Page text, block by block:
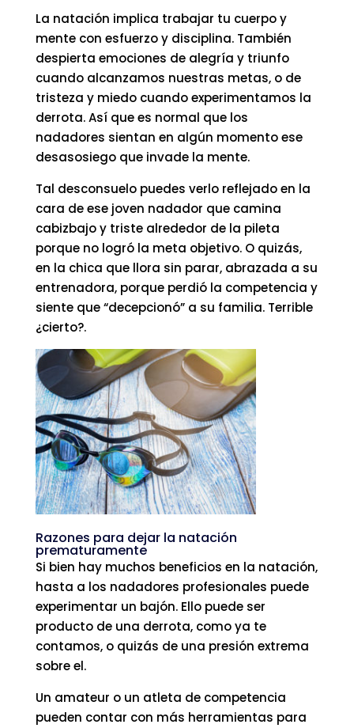
La natación implica trabajar tu cuerpo y
mente con esfuerzo y disciplina. También
despierta emociones de alegría y triunfo
cuando alcanzamos nuestras metas, o de
tristeza y miedo cuando experimentamos la
derrota. Así que es normal que los
nadadores sientan en algún momento ese
desasosiego que invade la mente.
Tal desconsuelo puedes verlo reflejado en la
cara de ese joven nadador que camina
cabizbajo y triste alrededor de la pileta
porque no logró la meta objetivo. O quizás,
en la chica que llora sin parar, abrazada a su
entrenadora, porque perdió la competencia y
siente que “decepcionó” a su familia. Terrible
¿cierto?.
Razones para dejar la natación
prematuramente
Si bien hay muchos beneficios en la natación,
hasta a los nadadores profesionales puede
experimentar un bajón. Ello puede ser
producto de una derrota, como ya te
contamos, o quizás de una presión extrema
sobre el.
Un amateur o un atleta de competencia
pueden contar con más herramientas para